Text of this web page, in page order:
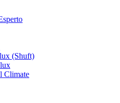
(Shuft)
Climate